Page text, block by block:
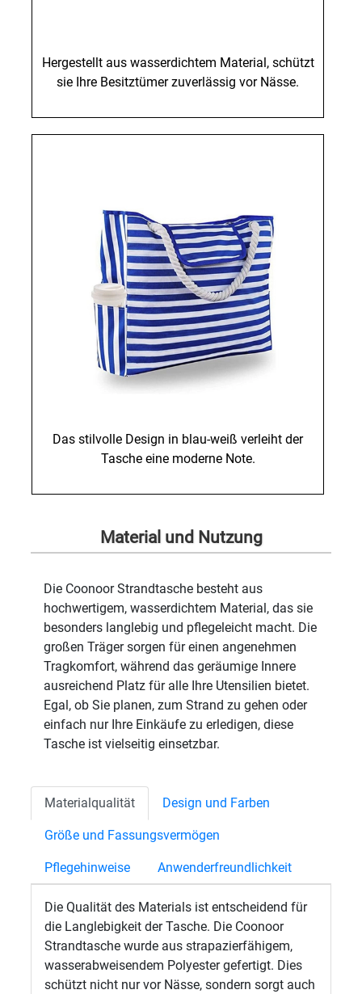
Hergestellt aus wasserdichtem Material, schützt
sie Ihre Besitztümer zuverlässig vor Nässe.
Das stilvolle Design in blau-weiß verleiht der
Tasche eine moderne Note.
Material und Nutzung
Die Coonoor Strandtasche besteht aus
hochwertigem, wasserdichtem Material, das sie
besonders langlebig und pflegeleicht macht. Die
großen Träger sorgen für einen angenehmen
Tragkomfort, während das geräumige Innere
ausreichend Platz für alle Ihre Utensilien bietet.
Egal, ob Sie planen, zum Strand zu gehen oder
einfach nur Ihre Einkäufe zu erledigen, diese
Tasche ist vielseitig einsetzbar.
Materialqualität Design und Farben
Größe und Fassungsvermögen
Pflegehinweise Anwenderfreundlichkeit
Die Qualität des Materials ist entscheidend für
die Langlebigkeit der Tasche. Die Coonoor
Strandtasche wurde aus strapazierfähigem,
wasserabweisendem Polyester gefertigt. Dies
schützt nicht nur vor Nässe, sondern sorgt auch